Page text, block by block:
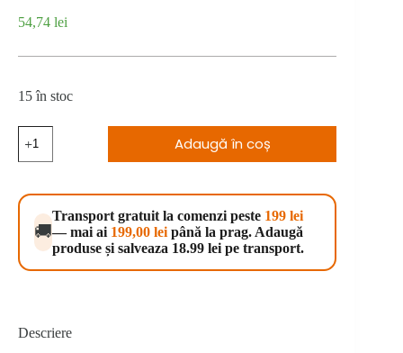
54,74 lei
15 în stoc
Calibra
Dog
Mobility
2
Adaugă în coș
🚚
Transport gratuit la comenzi peste 199 lei
— mai ai 199,00 lei până la prag. Adaugă
produse și salveaza 18.99 lei pe transport.
Descriere